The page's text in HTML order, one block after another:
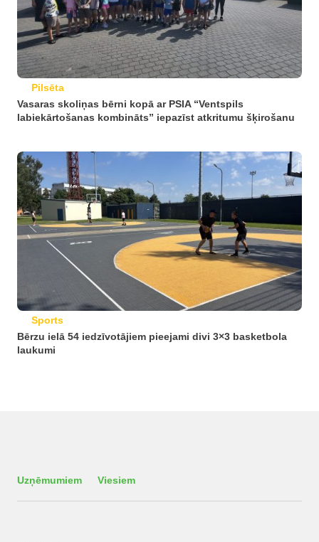
Pilsēta
Vasaras skoliņas bērni kopā ar PSIA “Ventspils
labiekārtošanas kombināts” iepazīst atkritumu šķirošanu
Sports
Bērzu ielā 54 iedzīvotājiem pieejami divi 3×3 basketbola
laukumi
Uzņēmumiem Viesiem